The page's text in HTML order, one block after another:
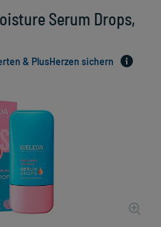
Serum Drops,
& PlusHerzen sichern